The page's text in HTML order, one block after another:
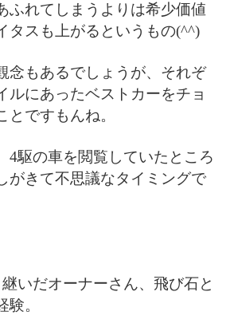
ふれてしまうよりは希少価値
タスも上がるというもの(^^)
念もあるでしょうが、それぞ
ルにあったベストカーをチョ
とですもんね。
4駆の車を閲覧していたところ
がきて不思議なタイミングで
いだオーナーさん、飛び石と
。